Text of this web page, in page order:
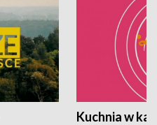
Kuchnia w